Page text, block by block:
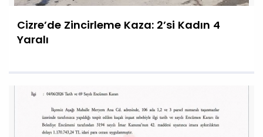
Cizre’de Zincirleme Kaza: 2’si Kadın 4
Yaralı